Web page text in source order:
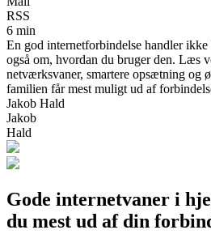
RSS
6 min
En god internetforbindelse handler
også om, hvordan du bruger den. Læs
netværksvaner, smartere opsætning og
familien får mest muligt ud af
Jakob Hald
Jakob
Hald
Gode internetvaner i
du mest ud af din